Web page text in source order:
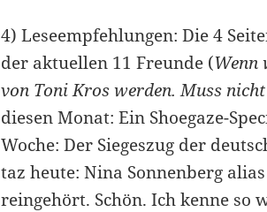
4) Leseempfehlungen: Die 4
der aktuellen 11 Freunde (Wenn
von Toni Kros werden. Muss
diesen Monat: Ein Shoegaze-
Woche: Der Siegeszug der
taz heute: Nina Sonnenberg
reingehört. Schön. Ich kenne so